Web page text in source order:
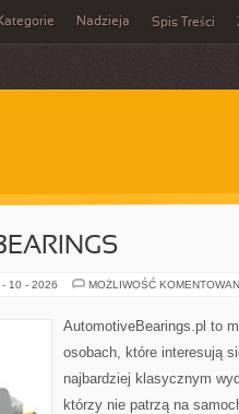
Kategorie Nadzieja Spis Treści
10 - 2026 MOŻLIWOŚĆ
AutomotiveBearings.pl to
osobach, które interesują
najbardziej klasycznym
którzy nie patrzą na